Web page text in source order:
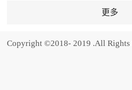
功能增加课堂趣味性，同
更多
Copyright ©2018- 2019 .All Rights